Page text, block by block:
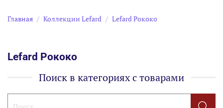
Главная Коллекции Lefard Lefard Рококо
Lefard Рококо
Поиск в категориях с товарами